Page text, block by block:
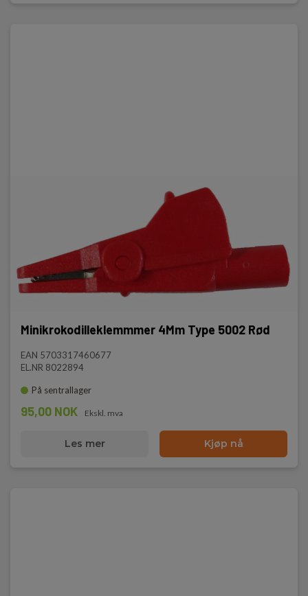
Minikrokodilleklemmmer 4Mm Type 5002 Rød
EAN 5703317460677
EL.NR 8022894
På sentrallager
95,00 NOK Ekskl. mva
Les mer Kjøp nå